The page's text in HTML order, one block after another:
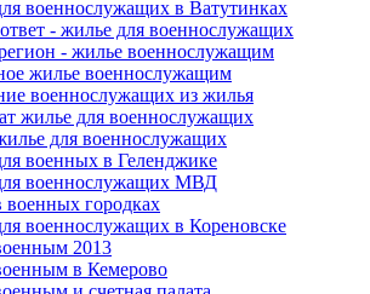
военнослужащих в Ватутинках
- жилье для военнослужащих
- жилье военнослужащим
жилье военнослужащим
военнослужащих из жилья
жилье для военнослужащих
для военнослужащих
военных в Геленджике
военнослужащих МВД
городках
военнослужащих в Кореновске
2013
в Кемерово